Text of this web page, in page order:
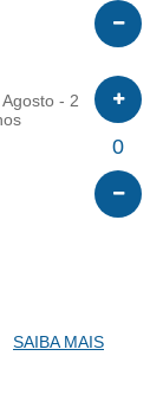
- 2
0
SAIBA MAIS